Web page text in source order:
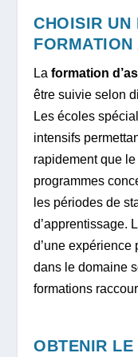
CHOISIR UN
FORMATION
Laformation
être suivie selon
Les écoles
intensifs
rapidement que
programmes
les périodes de
d’apprentissage.
d’une expérience
dans le domaine
formations
OBTENIR LE